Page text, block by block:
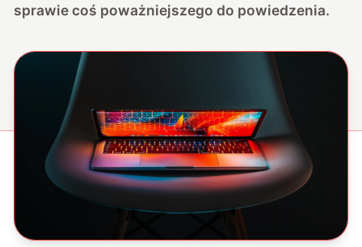
sprawie coś poważniejszego do powiedzenia.